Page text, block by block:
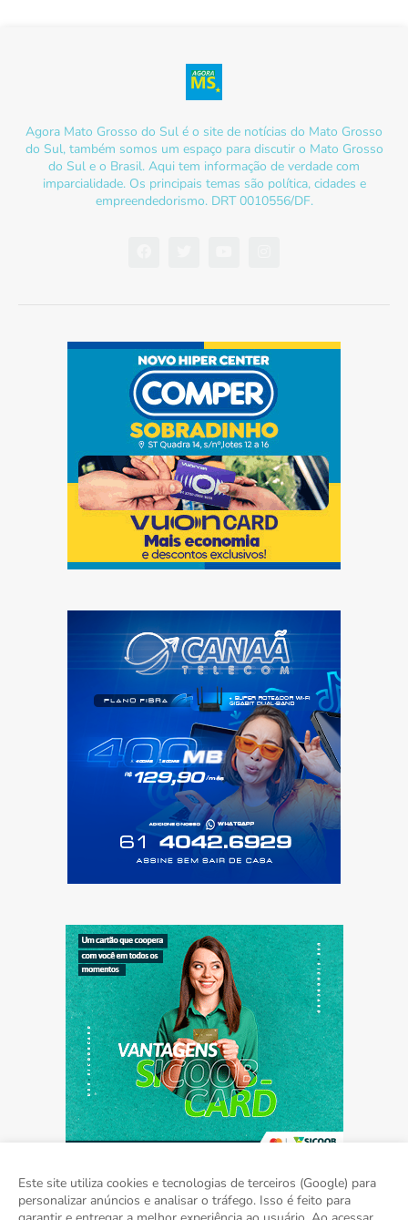
Agora Mato Grosso do Sul é o site de notícias do Mato Grosso
do Sul, também somos um espaço para discutir o Mato Grosso
do Sul e o Brasil. Aqui tem informação de verdade com
imparcialidade. Os principais temas são política, cidades e
empreendedorismo. DRT 0010556/DF.
Este site utiliza cookies e tecnologias de terceiros (Google) para
personalizar anúncios e analisar o tráfego. Isso é feito para